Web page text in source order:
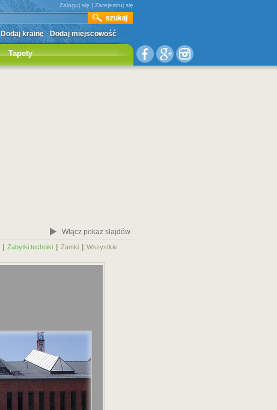
Zaloguj się | Zarejestruj się
Dodaj krainę Dodaj miejscowość
Tapety
Włącz pokaz slajdów
Zabytki techniki Zamki Wszystkie